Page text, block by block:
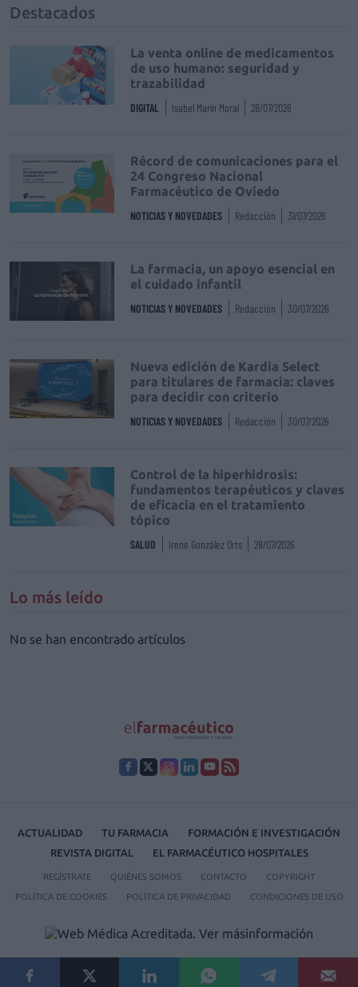
Destacados
La venta online de medicamentos
de uso humano: seguridad y
trazabilidad
DIGITAL Isabel Marín Moral 28/07/2026
Récord de comunicaciones para el
24 Congreso Nacional
Farmacéutico de Oviedo
NOTICIAS Y NOVEDADES Redacción 31/07/2026
La farmacia, un apoyo esencial en
el cuidado infantil
NOTICIAS Y NOVEDADES Redacción 30/07/2026
Nueva edición de Kardia Select
para titulares de farmacia: claves
para decidir con criterio
NOTICIAS Y NOVEDADES Redacción 30/07/2026
Control de la hiperhidrosis:
fundamentos terapéuticos y claves
de eficacia en el tratamiento
tópico
SALUD Irene González Orts 28/07/2026
Lo más leído
No se han encontrado artículos
ACTUALIDAD TU FARMACIA
FORMACIÓN E INVESTIGACIÓN
REVISTA DIGITAL
EL FARMACÉUTICO HOSPITALES
REGÍSTRATE QUIÉNES SOMOS CONTACTO COPYRIGHT
POLÍTICA DE COOKIES POLÍTICA DE PRIVACIDAD CONDICIONES DE USO
© 2026 Ediciones MAYO, S.A.U.